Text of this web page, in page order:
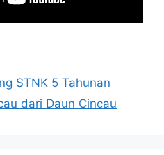
STNK 5 Tahunan
dari Daun Cincau